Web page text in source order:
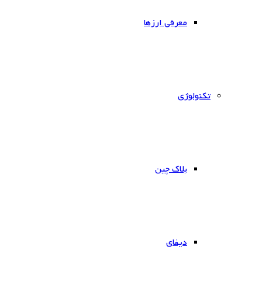
معرفی ارزها
‌تکنولوژی
بلاک چین
دیفای